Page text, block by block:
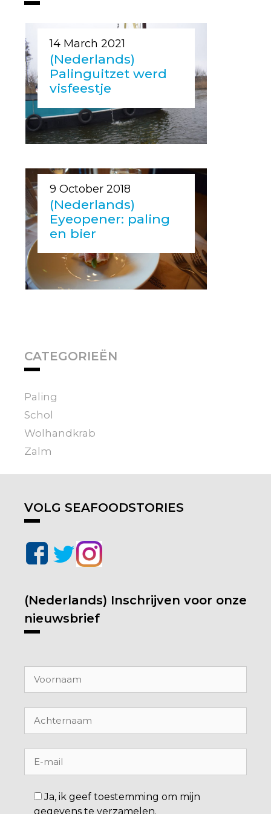
14 March 2021
(Nederlands)
Palinguitzet werd
visfeestje
9 October 2018
(Nederlands)
Eyeopener: paling
en bier
CATEGORIEËN
Paling
Schol
Wolhandkrab
Zalm
VOLG SEAFOODSTORIES
(Nederlands) Inschrijven voor onze
nieuwsbrief
Ja, ik geef toestemming om mijn
gegevens te verzamelen.